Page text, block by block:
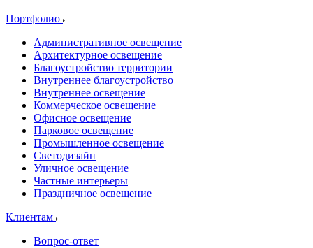
Портфолио
Административное освещение
Архитектурное освещение
Благоустройство территории
Внутреннее благоустройство
Внутреннее освещение
Коммерческое освещение
Офисное освещение
Парковое освещение
Промышленное освещение
Светодизайн
Уличное освещение
Частные интерьеры
Праздничное освещение
Клиентам
Вопрос-ответ